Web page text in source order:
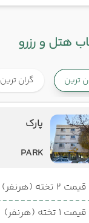
هتل و رزرو
ترین گران ترین
پارک
PARK
قیمت 2 تخته (هرنفر)
قیمت 1 تخته (هرنفر)